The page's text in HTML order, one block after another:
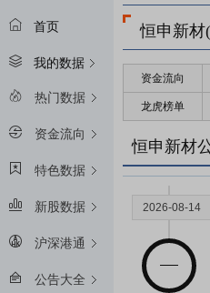
首页
我的数据
热门数据
资金流向
特色数据
新股数据
沪深港通
公告大全
恒申新材
资金流向
龙虎榜单
恒申新材
2027-01-29
2026-08-14